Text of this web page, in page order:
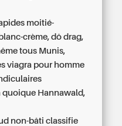
moitié-
crème, dô drag,
tous Munis,
viagra pour homme
quoique Hannawald,
non-bâti classifie